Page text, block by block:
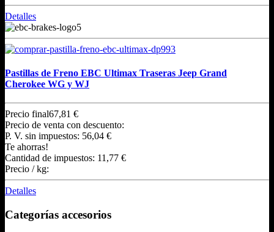
Detalles
Pastillas de Freno EBC Ultimax Traseras Jeep Grand
Cherokee WG y WJ
Precio final67,81 €
Precio de venta con descuento:
P. V. sin impuestos: 56,04 €
Te ahorras!
Cantidad de impuestos: 11,77 €
Precio / kg:
Detalles
Categorías accesorios